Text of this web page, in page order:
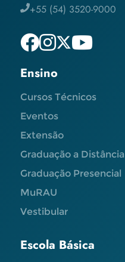
+55 (54) 3520-9000
Ensino
Cursos Técnicos
Eventos
Extensão
Graduação a Distância
Graduação Presencial
MuRAU
Vestibular
Escola Básica